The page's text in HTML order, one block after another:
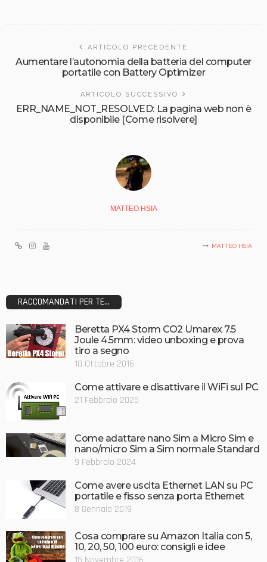
ARTICOLO PRECEDENTE
Aumentare l’autonomia della batteria del computer
portatile con Battery Optimizer
ARTICOLO SUCCESSIVO
ERR_NAME_NOT_RESOLVED: La pagina web non è
disponibile [Come risolvere]
MATTEO HSIA
MATTEO HSIA
RACCOMANDATI PER TE...
Beretta PX4 Storm CO2 Umarex 7.5
Joule 4.5mm: video unboxing e prova
tiro a segno
10 Ottobre 2016
Come attivare e disattivare il WiFi sul PC
21 Febbraio 2025
Come adattare nano Sim a Micro Sim e
nano/micro Sim a Sim normale Standard
9 Febbraio 2024
Come avere uscita Ethernet LAN su PC
portatile e fisso senza porta Ethernet
8 Gennaio 2019
Cosa comprare su Amazon Italia con 5,
10, 20, 50, 100 euro: consigli e idee